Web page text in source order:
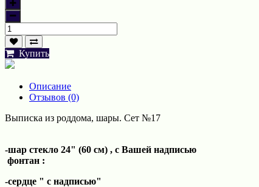
Купить
Описание
Отзывов (0)
Выписка из роддома, шары. Сет №17
-шар стекло 24" (60 см) , с Вашей надписью
фонтан :
-сердце " с надписью"